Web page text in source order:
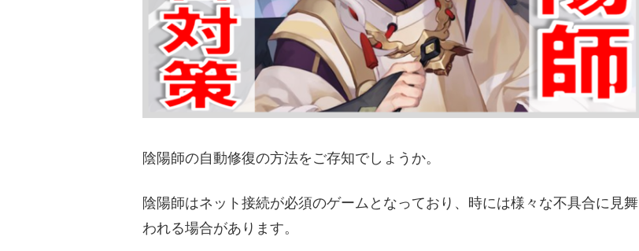
陰陽師の自動修復の方法をご存知でしょうか。
陰陽師はネット接続が必須のゲームとなっており、時には様々な不具合に見舞
われる場合があります。